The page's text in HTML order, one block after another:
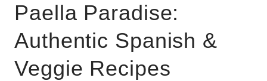
Paella Paradise:
Authentic Spanish &
Veggie Recipes